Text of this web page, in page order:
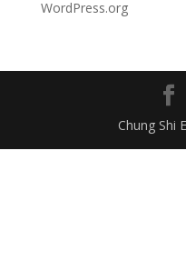
WordPress.org
Chung Shi